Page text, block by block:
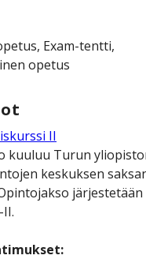
Exam-tentti,
opetus
II
kuuluu Turun
keskuksen
järjestetään